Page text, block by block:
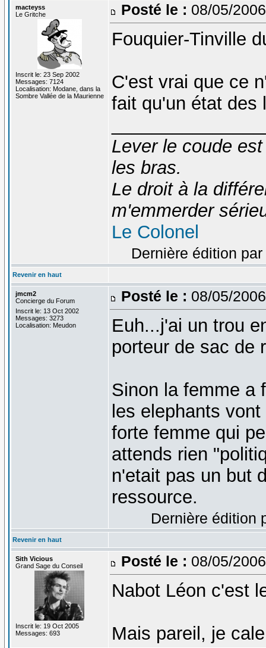
macteyss
Le Gritche
Inscrit le: 23 Sep 2002
Messages: 7124
Localisation: Modane, dans la
Sombre Vallée de la Maurienne
Posté le : 08/05/
Fouquier-Tinville
C'est vrai que ce
fait qu'un état des
Lever le coude
les bras.
Le droit à la
m'emmerder
Le Colonel
Dernière édition
Revenir en haut
jmcm2
Concierge du Forum
Inscrit le: 13 Oct 2002
Messages: 3273
Localisation: Meudon
Posté le : 08/05/
Euh...j'ai un trou
porteur de sac de
Sinon la femme a
les elephants
forte femme qui
attends rien
n'etait pas un but
ressource.
Dernière édition
Revenir en haut
Sith Vicious
Grand Sage du Conseil
Inscrit le: 19 Oct 2005
Messages: 693
Posté le : 08/05/
Nabot Léon c'est
Mais pareil, je